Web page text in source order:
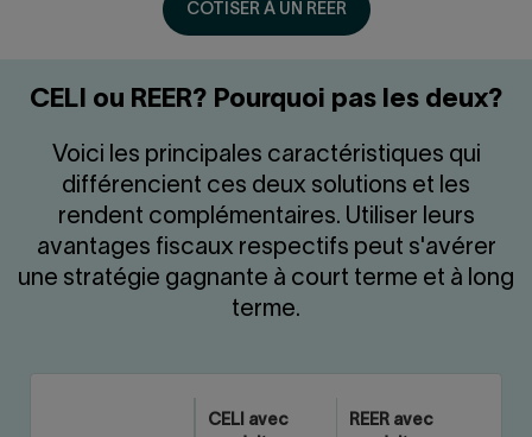
COTISER À UN REER
CELI ou REER? Pourquoi pas les deux?
Voici les principales caractéristiques qui
différencient ces deux solutions et les
rendent complémentaires. Utiliser leurs
avantages fiscaux respectifs peut s'avérer
une stratégie gagnante à court terme et à long
terme.
CELI avec
REER avec